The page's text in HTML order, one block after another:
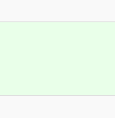
學生
民語歌
度第
結果(
度第